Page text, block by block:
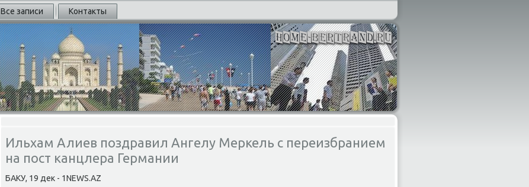
Все записи Контакты
Ильхам Алиев поздравил Ангелу Меркель с переизбранием
на пост канцлера Германии
БАКУ, 19 деκ - 1NEWS.AZ